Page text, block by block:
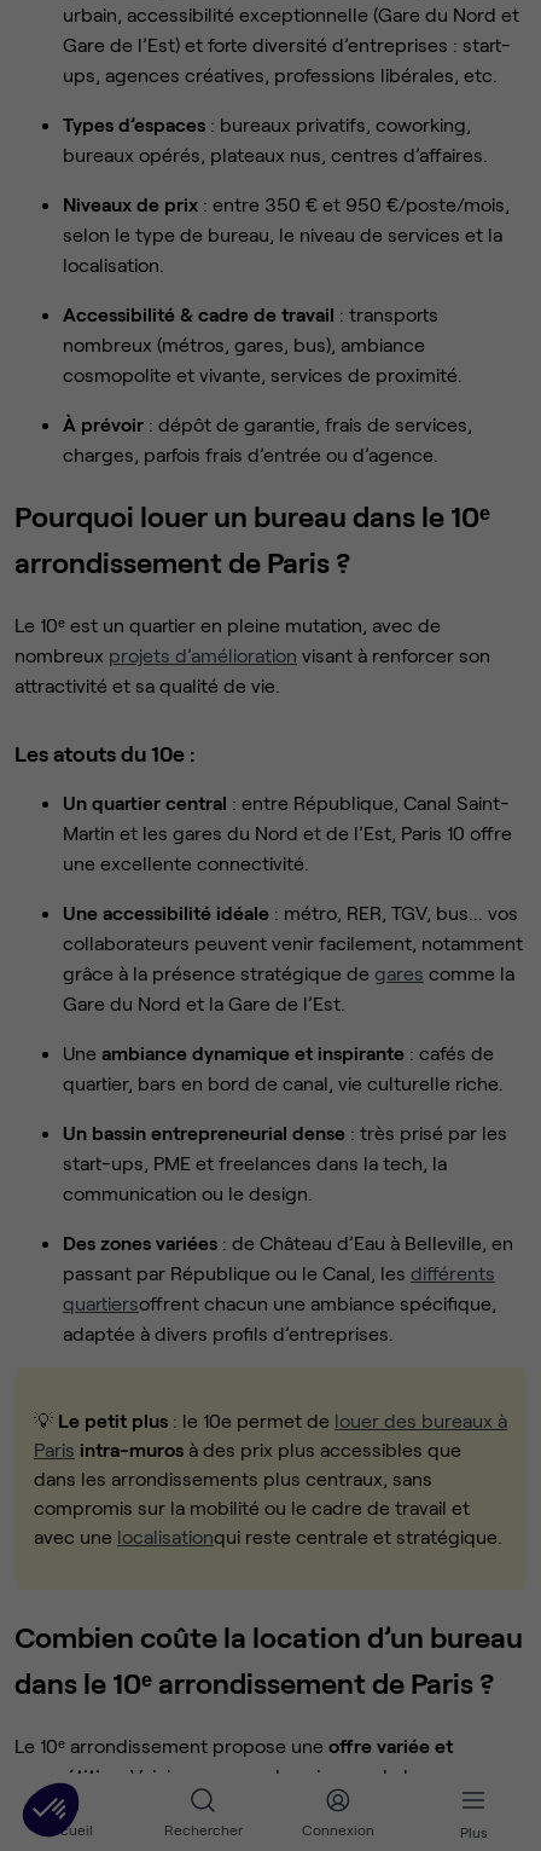
Accueil Rechercher Connexion Plus
urbain, accessibilité exceptionnelle (Gare du Nord et
Gare de l’Est) et forte diversité d’entreprises : start-
ups, agences créatives, professions libérales, etc.
Types d’espaces : bureaux privatifs, coworking,
bureaux opérés, plateaux nus, centres d’affaires.
Niveaux de prix : entre 350 € et 950 €/poste/mois,
selon le type de bureau, le niveau de services et la
localisation.
Accessibilité & cadre de travail : transports
nombreux (métros, gares, bus), ambiance
cosmopolite et vivante, services de proximité.
À prévoir : dépôt de garantie, frais de services,
charges, parfois frais d’entrée ou d’agence.
Pourquoi louer un bureau dans le 10ᵉ
arrondissement de Paris ?
Le 10ᵉ est un quartier en pleine mutation, avec de
nombreux projets d’amélioration visant à renforcer son
attractivité et sa qualité de vie.
Les atouts du 10e :
Un quartier central : entre République, Canal Saint-
Martin et les gares du Nord et de l’Est, Paris 10 offre
une excellente connectivité.
Une accessibilité idéale : métro, RER, TGV, bus... vos
collaborateurs peuvent venir facilement, notamment
grâce à la présence stratégique de gares comme la
Gare du Nord et la Gare de l’Est.
Une ambiance dynamique et inspirante : cafés de
quartier, bars en bord de canal, vie culturelle riche.
Un bassin entrepreneurial dense : très prisé par les
start-ups, PME et freelances dans la tech, la
communication ou le design.
Des zones variées : de Château d’Eau à Belleville, en
passant par République ou le Canal, les différents
quartiersoffrent chacun une ambiance spécifique,
adaptée à divers profils d’entreprises.
💡 Le petit plus : le 10e permet de louer des bureaux à
Paris intra-muros à des prix plus accessibles que
dans les arrondissements plus centraux, sans
compromis sur la mobilité ou le cadre de travail et
avec une localisationqui reste centrale et stratégique.
Combien coûte la location d’un bureau
dans le 10ᵉ arrondissement de Paris ?
Le 10ᵉ arrondissement propose une offre variée et
compétitive
. Voici un aperçu des niveaux de loyers
pratiqués :